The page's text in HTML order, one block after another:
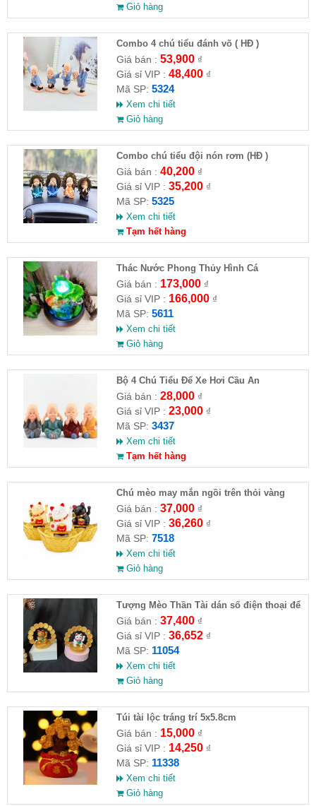
Giỏ hàng
Combo 4 chú tiểu đánh võ ( HĐ )
Giá bán : 53,900₫
Giá sỉ VIP : 48,400₫
Mã SP: 5324
Xem chi tiết
Giỏ hàng
Combo chú tiểu đội nón rơm (HĐ )
Giá bán : 40,200₫
Giá sỉ VIP : 35,200₫
Mã SP: 5325
Xem chi tiết
Tạm hết hàng
Thác Nước Phong Thủy Hình Cá
Giá bán : 173,000₫
Giá sỉ VIP : 166,000₫
Mã SP: 5611
Xem chi tiết
Giỏ hàng
Bộ 4 Chú Tiểu Để Xe Hơi Cầu An
Giá bán : 28,000₫
Giá sỉ VIP : 23,000₫
Mã SP: 3437
Xem chi tiết
Tạm hết hàng
Chú mèo may mắn ngồi trên thỏi vàng
Giá bán : 37,000₫
Giá sỉ VIP : 36,260₫
Mã SP: 7518
Xem chi tiết
Giỏ hàng
Tượng Mèo Thần Tài dán số điện thoại để
ô tô
Giá bán : 37,400₫
Giá sỉ VIP : 36,652₫
Mã SP: 11054
Xem chi tiết
Giỏ hàng
Túi tài lộc tráng trí 5x5.8cm
Giá bán : 15,000₫
Giá sỉ VIP : 14,250₫
Mã SP: 11338
Xem chi tiết
Giỏ hàng